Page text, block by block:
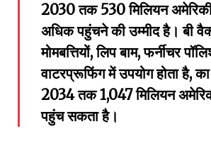
2030 तक 530 मिलियन
अधिक पहुंचने की उम्मीद है। बी
मोमबत्तियों, लिप बाम, फर्नीचर
वाटरप्रूफिंग में उपयोग होता है,
2034 तक 1,047 मिलियन
पहुंच सकता है।